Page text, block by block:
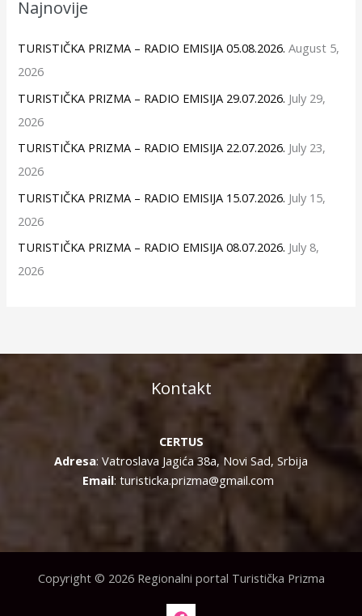
Najnovije
TURISTIČKA PRIZMA – RADIO EMISIJA 05.08.2026. August 5,
2026
TURISTIČKA PRIZMA – RADIO EMISIJA 29.07.2026. July 29,
2026
TURISTIČKA PRIZMA – RADIO EMISIJA 22.07.2026. July 23,
2026
TURISTIČKA PRIZMA – RADIO EMISIJA 15.07.2026. July 15,
2026
TURISTIČKA PRIZMA – RADIO EMISIJA 08.07.2026. July 8,
2026
Kontakt
CERTUS
Adresa: Vatroslava Jagića 38a, Novi Sad, Srbija
Email: turisticka.prizma@gmail.com
Copyright © 2026 Regionalni portal Turistička Prizma